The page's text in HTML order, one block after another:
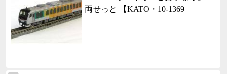
両せっと 【KATO・10-1369